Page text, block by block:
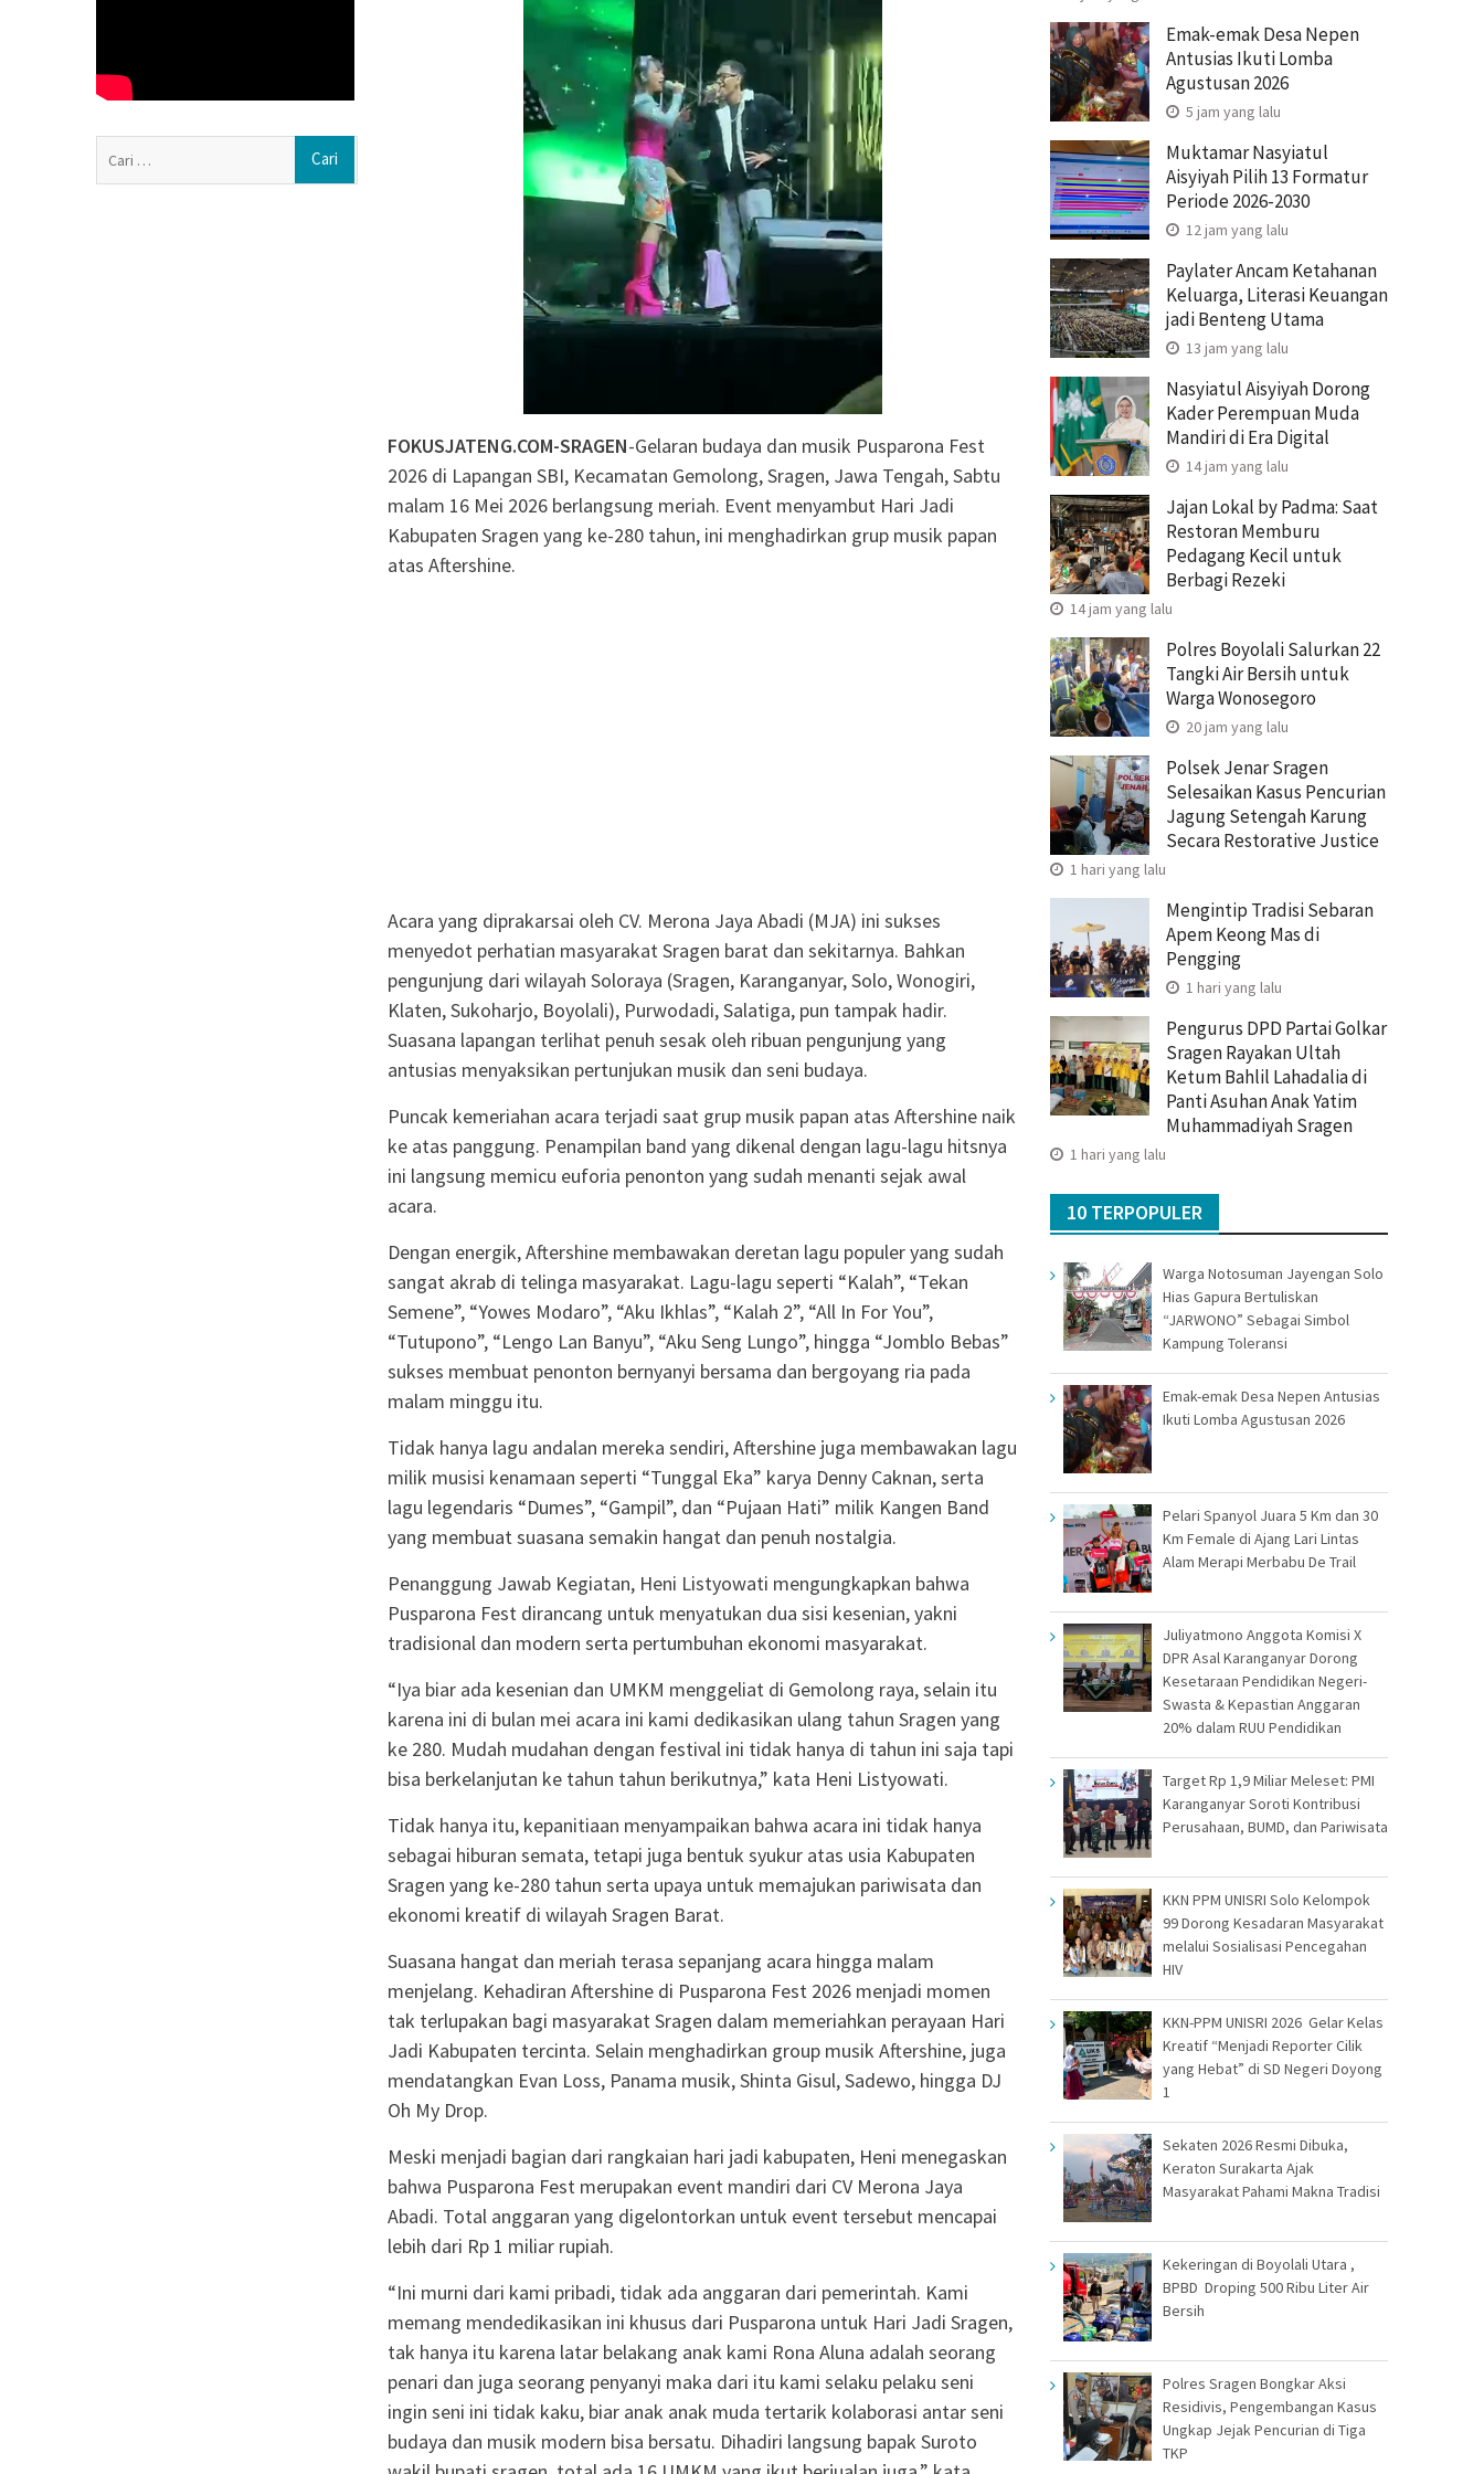
Perempuan Muda Mandiri di Era Digital
Jajan Lokal by Padma: Saat Restoran
Memburu Pedagang Kecil untuk
Polres Boyolali Salurkan 22 Tangki Air
Bersih untuk Warga Wonosegoro
FOKUSJATENG.COM-SRAGEN-Gelaran budaya dan musik Pusparona Fest
2026 di Lapangan SBI, Kecamatan Gemolong, Sragen, Jawa Tengah, Sabtu
malam 16 Mei 2026 berlangsung meriah. Event menyambut Hari Jadi
Kabupaten Sragen yang ke-280 tahun, ini menghadirkan grup musik papan
atas Aftershine.
Acara yang diprakarsai oleh CV. Merona Jaya Abadi (MJA) ini sukses
menyedot perhatian masyarakat Sragen barat dan sekitarnya. Bahkan
pengunjung dari wilayah Soloraya (Sragen, Karanganyar, Solo, Wonogiri,
Klaten, Sukoharjo, Boyolali), Purwodadi, Salatiga, pun tampak hadir.
Suasana lapangan terlihat penuh sesak oleh ribuan pengunjung yang
antusias menyaksikan pertunjukan musik dan seni budaya.
Puncak kemeriahan acara terjadi saat grup musik papan atas Aftershine naik
ke atas panggung. Penampilan band yang dikenal dengan lagu-lagu hitsnya
ini langsung memicu euforia penonton yang sudah menanti sejak awal
acara.
Dengan energik, Aftershine membawakan deretan lagu populer yang sudah
sangat akrab di telinga masyarakat. Lagu-lagu seperti “Kalah”, “Tekan
Semene”, “Yowes Modaro”, “Aku Ikhlas”, “Kalah 2”, “All In For You”,
“Tutupono”, “Lengo Lan Banyu”, “Aku Seng Lungo”, hingga “Jomblo Bebas”
sukses membuat penonton bernyanyi bersama dan bergoyang ria pada
malam minggu itu.
Tidak hanya lagu andalan mereka sendiri, Aftershine juga membawakan lagu
milik musisi kenamaan seperti “Tunggal Eka” karya Denny Caknan, serta
lagu legendaris “Dumes”, “Gampil”, dan “Pujaan Hati” milik Kangen Band
yang membuat suasana semakin hangat dan penuh nostalgia.
Penanggung Jawab Kegiatan, Heni Listyowati mengungkapkan bahwa
Pusparona Fest dirancang untuk menyatukan dua sisi kesenian, yakni
tradisional dan modern serta pertumbuhan ekonomi masyarakat.
“Iya biar ada kesenian dan UMKM menggeliat di Gemolong raya, selain itu
karena ini di bulan mei acara ini kami dedikasikan ulang tahun Sragen yang
ke 280. Mudah mudahan dengan festival ini tidak hanya di tahun ini saja tapi
bisa berkelanjutan ke tahun tahun berikutnya,” kata Heni Listyowati.
Tidak hanya itu, kepanitiaan menyampaikan bahwa acara ini tidak hanya
sebagai hiburan semata, tetapi juga bentuk syukur atas usia Kabupaten
Sragen yang ke-280 tahun serta upaya untuk memajukan pariwisata dan
ekonomi kreatif di wilayah Sragen Barat.
Suasana hangat dan meriah terasa sepanjang acara hingga malam
menjelang. Kehadiran Aftershine di Pusparona Fest 2026 menjadi momen
tak terlupakan bagi masyarakat Sragen dalam memeriahkan perayaan Hari
Jadi Kabupaten tercinta. Selain menghadirkan group musik Aftershine, juga
mendatangkan Evan Loss, Panama musik, Shinta Gisul, Sadewo, hingga DJ
Oh My Drop.
Meski menjadi bagian dari rangkaian hari jadi kabupaten, Heni menegaskan
bahwa Pusparona Fest merupakan event mandiri dari CV Merona Jaya
Abadi. Total anggaran yang digelontorkan untuk event tersebut mencapai
lebih dari Rp 1 miliar rupiah.
“Ini murni dari kami pribadi, tidak ada anggaran dari pemerintah. Kami
memang mendedikasikan ini khusus dari Pusparona untuk Hari Jadi Sragen,
tak hanya itu karena latar belakang anak kami Rona Aluna adalah seorang
penari dan juga seorang penyanyi maka dari itu kami selaku pelaku seni
ingin seni ini tidak kaku, biar anak anak muda tertarik kolaborasi antar seni
budaya dan musik modern bisa bersatu. Dihadiri langsung bapak Suroto
Emak-emak Desa Nepen
Antusias Ikuti Lomba
Agustusan 2026
5 jam yang lalu
Muktamar Nasyiatul
Aisyiyah Pilih 13 Formatur
Periode 2026-2030
12 jam yang lalu
Paylater Ancam Ketahanan
Keluarga, Literasi Keuangan
jadi Benteng Utama
13 jam yang lalu
Nasyiatul Aisyiyah Dorong
Kader Perempuan Muda
Mandiri di Era Digital
14 jam yang lalu
Jajan Lokal by Padma: Saat
Restoran Memburu
Pedagang Kecil untuk
Berbagi Rezeki
14 jam yang lalu
Polres Boyolali Salurkan 22
Tangki Air Bersih untuk
Warga Wonosegoro
20 jam yang lalu
Polsek Jenar Sragen
Selesaikan Kasus Pencurian
Jagung Setengah Karung
Secara Restorative Justice
1 hari yang lalu
Mengintip Tradisi Sebaran
Apem Keong Mas di
Pengging
1 hari yang lalu
Pengurus DPD Partai Golkar
Sragen Rayakan Ultah
Ketum Bahlil Lahadalia di
Panti Asuhan Anak Yatim
Muhammadiyah Sragen
1 hari yang lalu
10 TERPOPULER
Warga Notosuman Jayengan Solo
Hias Gapura Bertuliskan
“JARWONO” Sebagai Simbol
Kampung Toleransi
Emak-emak Desa Nepen Antusias
Ikuti Lomba Agustusan 2026
Pelari Spanyol Juara 5 Km dan 30
Km Female di Ajang Lari Lintas
Alam Merapi Merbabu De Trail
Juliyatmono Anggota Komisi X
DPR Asal Karanganyar Dorong
Kesetaraan Pendidikan Negeri-
Swasta & Kepastian Anggaran
20% dalam RUU Pendidikan
Target Rp 1,9 Miliar Meleset: PMI
Karanganyar Soroti Kontribusi
Perusahaan, BUMD, dan Pariwisata
KKN PPM UNISRI Solo Kelompok
99 Dorong Kesadaran Masyarakat
melalui Sosialisasi Pencegahan
HIV
KKN-PPM UNISRI 2026 Gelar Kelas
Kreatif “Menjadi Reporter Cilik
yang Hebat” di SD Negeri Doyong
1
Sekaten 2026 Resmi Dibuka,
Keraton Surakarta Ajak
Masyarakat Pahami Makna Tradisi
Kekeringan di Boyolali Utara ,
BPBD Droping 500 Ribu Liter Air
Bersih
Polres Sragen Bongkar Aksi
Residivis, Pengembangan Kasus
Ungkap Jejak Pencurian di Tiga
TKP